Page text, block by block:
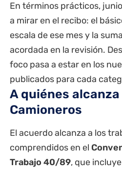
En términos prácticos,
a mirar en el recibo: el
escala de ese mes y la
acordada en la revisión.
foco pasa a estar en los
publicados para cada
A quiénes
Camioneros
El acuerdo alcanza a los
comprendidos en el
Trabajo 40/89, que